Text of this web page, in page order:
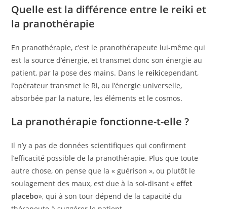
Quelle est la différence entre le reiki et
la pranothérapie
En pranothérapie, c’est le pranothérapeute lui-même qui
est la source d’énergie, et transmet donc son énergie au
patient, par la pose des mains. Dans le reikicependant,
l’opérateur transmet le Ri, ou l’énergie universelle,
absorbée par la nature, les éléments et le cosmos.
La pranothérapie fonctionne-t-elle ?
Il n’y a pas de données scientifiques qui confirment
l’efficacité possible de la pranothérapie. Plus que toute
autre chose, on pense que la « guérison », ou plutôt le
soulagement des maux, est due à la soi-disant «effet
placebo», qui à son tour dépend de la capacité du